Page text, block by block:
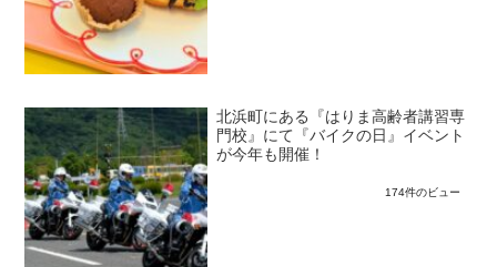
北浜町にある『はりま高齢者講習専
門校』にて『バイクの日』イベント
が今年も開催！
174件のビュー